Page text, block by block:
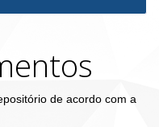
de acordo com a